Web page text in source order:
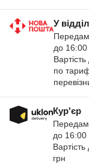
У
до 16:00
по
Кур'єр
до 16:00
грн